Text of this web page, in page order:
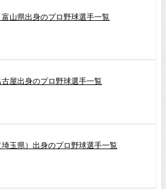
富山県出身のプロ野球選手一覧
古屋出身のプロ野球選手一覧
埼玉県）出身のプロ野球選手一覧